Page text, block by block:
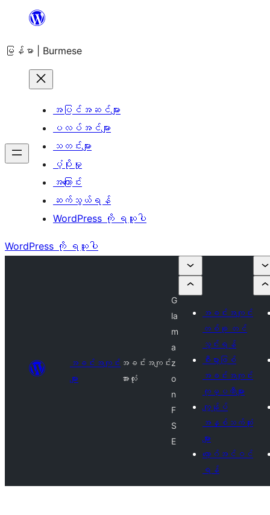
အကြောင်းအရာ
ကျော်သွား
မြန်မာ | Burmese
အပြင်အဆင်များ
ပလပ်အင်များ
သတင်းများ
ပံ့ပိုးမှု
အကြောင်း
ဆက်သွယ်ရန်
WordPress ကို ရယူပါ
WordPress ကို ရယူပါ
အခင်းအကျင်း
များ
အခင်းအကျင်း
အားလုံး
G
la
m
a
z
o
n
F
S
E
အခင်းအကျင်း
တစ်ခု တင်
သွင်းရန်
စီးပွားဖြစ်
အခင်းအကျင်း
ကုမ္ပဏီများ
ကျွန်ုပ်
အနှစ်သက်ဆုံး
များ
လော့ဂ်အင်ဝင်
ရန်